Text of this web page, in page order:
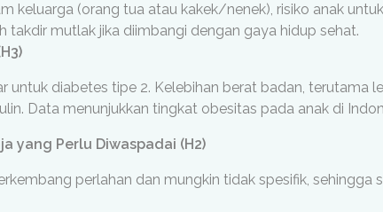
keluarga (orang tua atau kakek/nenek), risiko anak
takdir mutlak jika diimbangi dengan gaya hidup sehat.
untuk diabetes tipe 2. Kelebihan berat badan, terutama
Data menunjukkan tingkat obesitas pada anak di
yang Perlu Diwaspadai (H2)
perlahan dan mungkin tidak spesifik, sehingga